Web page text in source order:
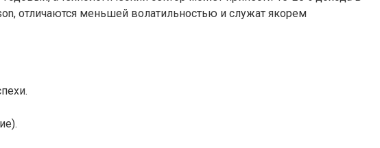
отличаются меньшей волатильностью и служат якорем